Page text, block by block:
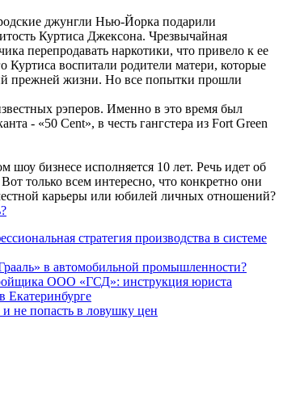
джунгли Нью-Йорка подарили
Куртиса Джексона. Чрезвычайная
перепродавать наркотики, что привело к ее
Куртиса воспитали родители матери, которые
прежней жизни. Но все попытки прошли
рэперов. Именно в это время был
- «50 Cent», в честь гангстера из Fort Green
шоу бизнесе исполняется 10 лет. Речь идет об
только всем интересно, что конкретно они
карьеры или юбилей личных отношений?
стратегия производства в системе
в автомобильной промышленности?
ООО «ГСД»: инструкция юриста
не попасть в ловушку цен